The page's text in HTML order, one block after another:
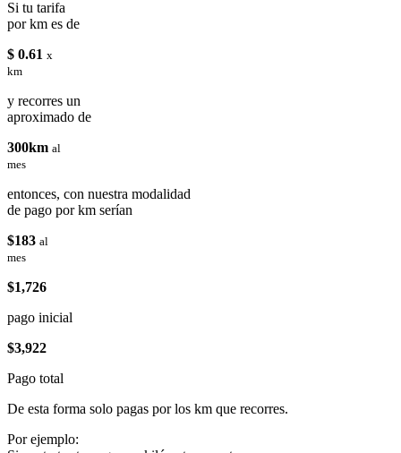
Si tu tarifa
por km es de
$ 0.61 x
km
y recorres un
aproximado de
300km al
mes
entonces, con nuestra modalidad
de pago por km serían
$183 al
mes
$1,726
pago inicial
$3,922
Pago total
De esta forma solo pagas por los km que recorres.
Por ejemplo: